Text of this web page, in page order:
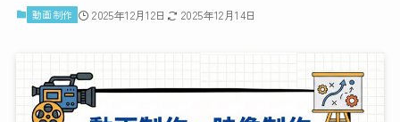
動画制作 2025年12月12日 2025年12月14日